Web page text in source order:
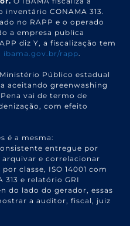
CONAMA 313.
no RAPP e o operado
a empresa publica
diz Y, a fiscalização tem
ibama.gov.br/rapp.
Ministério Público estadual
aceitando greenwashing
vai de termo de
com efeito
é a mesma:
entregue por
e correlacionar
classe, ISO 14001 com
313 e relatório GRI
do lado do gerador, essas
a auditor, fiscal, juiz